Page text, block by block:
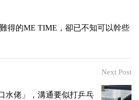
得的ME TIME，卻已不知可以幹些
Next Post
水佬」，溝通要似打乒乓